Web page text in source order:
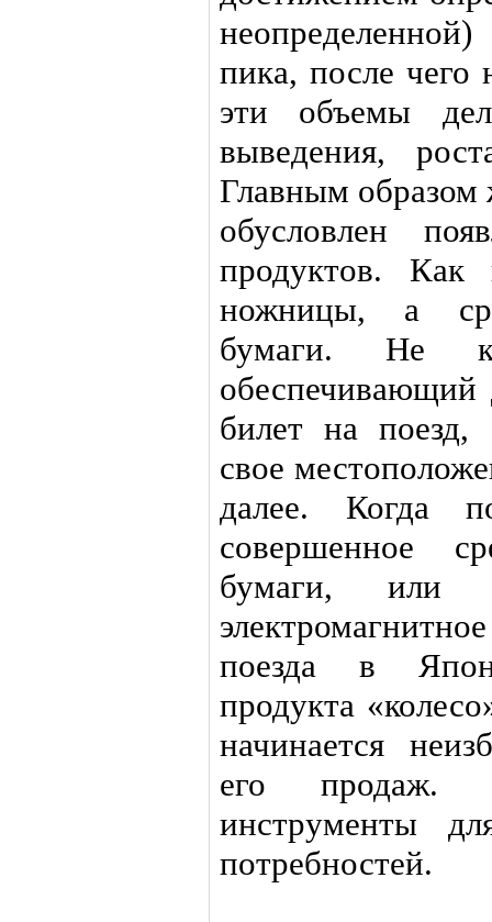
пика, после чего
эти объемы
выведения,
Главным образом
обусловлен
продуктов. Как
ножницы, а
бумаги. Не
обеспечивающий
билет на поезд,
свое
далее. Когда
совершенное
бумаги, или
поезда в
продукта
начинается
его продаж.
инструменты
потребностей.